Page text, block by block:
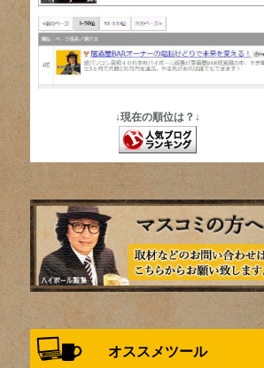
↓現在の順位は？↓
オススメツール